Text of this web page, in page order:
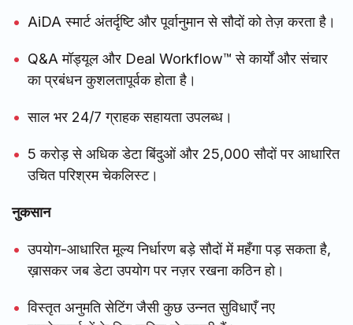
AiDA स्मार्ट अंतर्दृष्टि और पूर्वानुमान से सौदों को तेज़ करता है।
Q&A मॉड्यूल और Deal Workflow™ से कार्यों और संचार
का प्रबंधन कुशलतापूर्वक होता है।
साल भर 24/7 ग्राहक सहायता उपलब्ध।
5 करोड़ से अधिक डेटा बिंदुओं और 25,000 सौदों पर आधारित
उचित परिश्रम चेकलिस्ट।
नुकसान
उपयोग-आधारित मूल्य निर्धारण बड़े सौदों में महँगा पड़ सकता है,
ख़ासकर जब डेटा उपयोग पर नज़र रखना कठिन हो।
विस्तृत अनुमति सेटिंग जैसी कुछ उन्नत सुविधाएँ नए